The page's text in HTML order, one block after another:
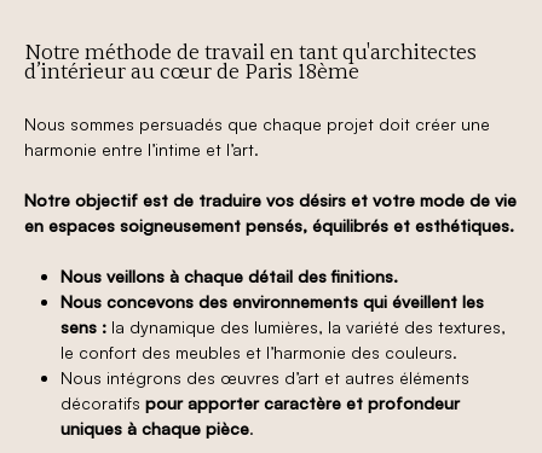
Notre méthode de travail en tant qu'architectes
d’intérieur au cœur de Paris 18ème
Nous sommes persuadés que chaque projet doit créer une
harmonie entre l’intime et l’art.
Notre objectif est de traduire vos désirs et votre mode de vie
en espaces soigneusement pensés, équilibrés et esthétiques.
Nous veillons à chaque détail des finitions.
Nous concevons des environnements qui éveillent les
sens : la dynamique des lumières, la variété des textures,
le confort des meubles et l’harmonie des couleurs.
Nous intégrons des œuvres d’art et autres éléments
décoratifs pour apporter caractère et profondeur
uniques à chaque pièce.